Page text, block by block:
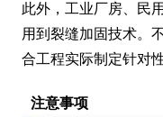
此外，工业厂房、民
用到裂缝加固技术。
合工程实际制定针对
注意事项